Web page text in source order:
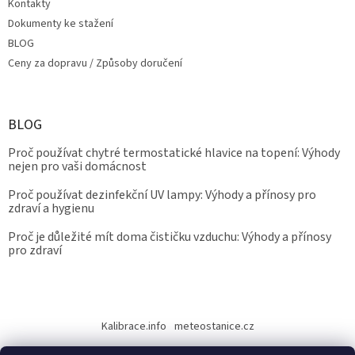
Kontakty
Dokumenty ke stažení
BLOG
Ceny za dopravu / Způsoby doručení
BLOG
Proč používat chytré termostatické hlavice na topení: Výhody
nejen pro vaši domácnost
Proč používat dezinfekční UV lampy: Výhody a přínosy pro
zdraví a hygienu
Proč je důležité mít doma čističku vzduchu: Výhody a přínosy
pro zdraví
Kalibrace.info meteostanice.cz